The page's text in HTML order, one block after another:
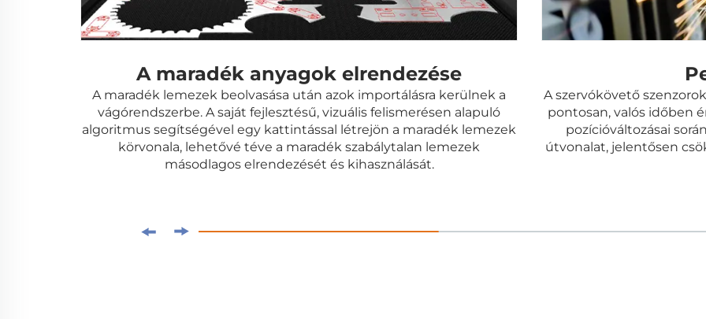
A maradék anyagok elrendezése
A maradék lemezek beolvasása után azok importálásra kerülnek a
vágórendszerbe. A saját fejlesztésű, vizuális felismerésen alapuló
algoritmus segítségével egy kattintással létrejön a maradék lemezek
körvonala, lehetővé téve a maradék szabálytalan lemezek
másodlagos elrendezését és kihasználását.
A szervókövető
pontosan, valós időben
pozícióváltozásai
útvonalat, jelentősen